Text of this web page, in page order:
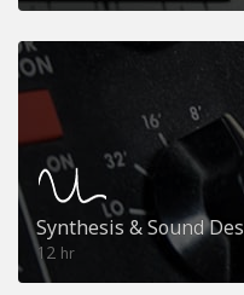
Synthesis & Sound
12 hr